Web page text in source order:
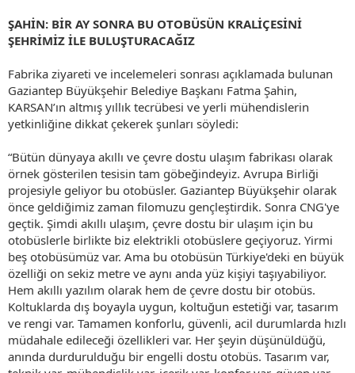
ŞAHİN: BİR AY SONRA BU OTOBÜSÜN KRALİÇESİNİ
ŞEHRİMİZ İLE BULUŞTURACAĞIZ
Fabrika ziyareti ve incelemeleri sonrası açıklamada bulunan
Gaziantep Büyükşehir Belediye Başkanı Fatma Şahin,
KARSAN’ın altmış yıllık tecrübesi ve yerli mühendislerin
yetkinliğine dikkat çekerek şunları söyledi:
“Bütün dünyaya akıllı ve çevre dostu ulaşım fabrikası olarak
örnek gösterilen tesisin tam göbeğindeyiz. Avrupa Birliği
projesiyle geliyor bu otobüsler. Gaziantep Büyükşehir olarak
önce geldiğimiz zaman filomuzu gençleştirdik. Sonra CNG'ye
geçtik. Şimdi akıllı ulaşım, çevre dostu bir ulaşım için bu
otobüslerle birlikte biz elektrikli otobüslere geçiyoruz. Yirmi
beş otobüsümüz var. Ama bu otobüsün Türkiye'deki en büyük
özelliği on sekiz metre ve aynı anda yüz kişiyi taşıyabiliyor.
Hem akıllı yazılım olarak hem de çevre dostu bir otobüs.
Koltuklarda dış boyayla uygun, koltuğun estetiği var, tasarım
ve rengi var. Tamamen konforlu, güvenli, acil durumlarda hızlı
müdahale edileceği özellikleri var. Her şeyin düşünüldüğü,
anında durdurulduğu bir engelli dostu otobüs. Tasarım var,